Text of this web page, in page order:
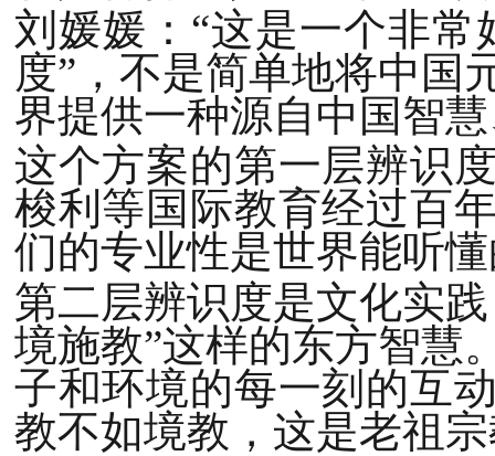
刘媛媛：“这是一个非
度”，不是简单地将中国
界提供一种源自中国智
这个方案的第一层辨识
梭利等国际教育经过百
们的专业性是世界能听
第二层辨识度是文化实
境施教”这样的东方智慧
子和环境的每一刻的互
教不如境教，这是老祖